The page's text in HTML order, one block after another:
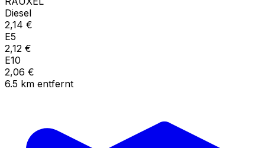
Diesel
2,14 €
E5
2,12 €
E10
2,06 €
6.5 km entfernt